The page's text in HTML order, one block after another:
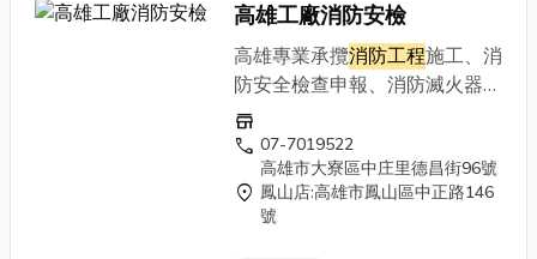
高雄工廠消防安檢
高雄專業承攬消防工程施工、消
防安全檢查申報、消防滅火器材
設備保養與維護高雄專營消防設
計監造、消防裝置、消防器材批
發零售、消防工程施工、檢修申
報、臨時工廠登記等全方位公
司。
store
call 07-7019522
location_on
高雄市大寮區中庄里德昌街96號
鳳山店:高雄市鳳山區中正路146
號